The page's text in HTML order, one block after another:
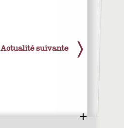
Actualité suivante